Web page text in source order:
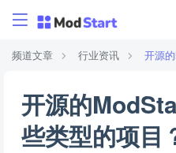
频道文章 行业资讯 开源
开源的
些类型的项目